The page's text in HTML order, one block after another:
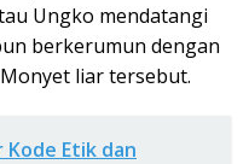
Ungko mendatangi
berkerumun dengan
liar tersebut.
Kode Etik dan